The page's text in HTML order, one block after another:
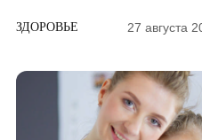
ЗДОРОВЬЕ 27 августа